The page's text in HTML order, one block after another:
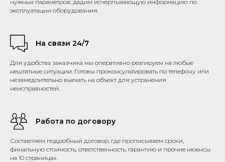
нужных параметров, дадим исчерпывающую информацию по
эксплуатации оборудования.
На связи 24/7
Для удобства заказчика мы оперативно реагируем на любые
нештатные ситуации. Готовы проконсультировать по телефону или
незамедлительно выехать на объект для устранения
неисправностей.
Работа по договору
Составляем подробный договор, где прописываем сроки,
финальную стоимость, ответственность, гарантию и прочие нюансы
на 10 страницах.